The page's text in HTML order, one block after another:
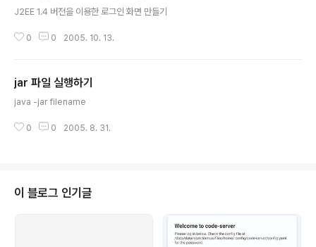
J2EE 1.4 버전을 이용한 로그인 화면 만들기
0 0 2005. 10. 13.
jar 파일 실행하기
java -jar filename
0 0 2005. 8. 31.
이 블로그 인기글